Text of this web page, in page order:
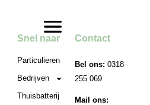
Snel naar
Particulieren
Bedrijven
Thuisbatterij
Contact
Bel ons: 0318
255 069
Mail ons: